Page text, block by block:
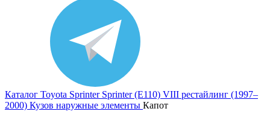
Каталог Toyota Sprinter Sprinter (E110) VIII рестайлинг (1997–
2000) Кузов наружные элементы Капот